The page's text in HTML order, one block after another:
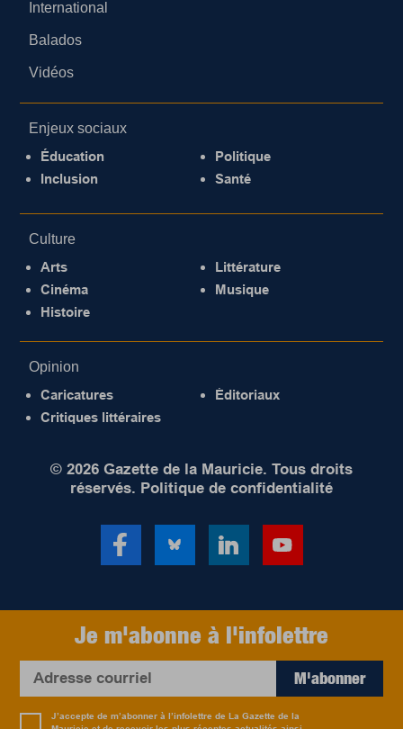
International
Balados
Vidéos
Enjeux sociaux
Éducation
Inclusion
Politique
Santé
Culture
Arts
Cinéma
Histoire
Littérature
Musique
Opinion
Caricatures
Critiques littéraires
Éditoriaux
© 2026 Gazette de la Mauricie. Tous droits
réservés. Politique de confidentialité
Je m'abonne à l'infolettre
M'abonner
J’accepte de m’abonner à l’infolettre de La Gazette de la